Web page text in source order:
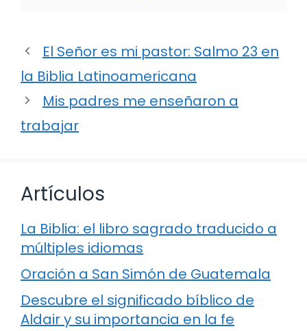
El Señor es mi pastor: Salmo 23 en
la Biblia Latinoamericana
Mis padres me enseñaron a
trabajar
Artículos
La Biblia: el libro sagrado traducido a
múltiples idiomas
Oración a San Simón de Guatemala
Descubre el significado bíblico de
Aldair y su importancia en la fe